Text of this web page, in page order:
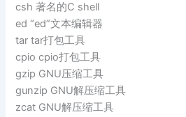
csh 著名的C shell
ed “ed”文本编辑器
tar tar打包工具
cpio cpio打包工具
gzip GNU压缩工具
gunzip GNU解压缩工具
zcat GNU解压缩工具